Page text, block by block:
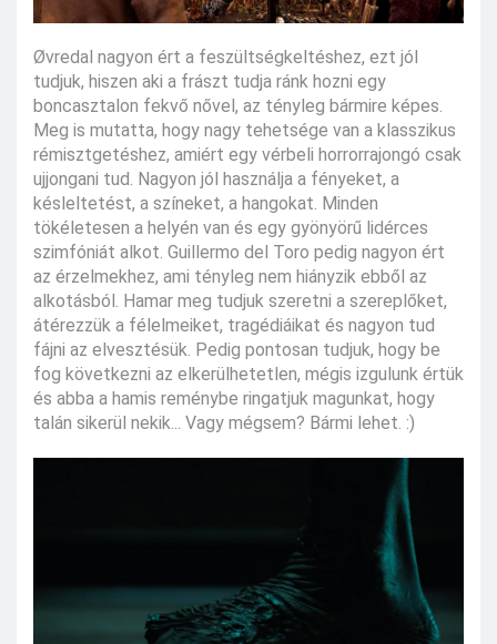
Øvredal nagyon ért a feszültségkeltéshez, ezt jól
tudjuk, hiszen aki a frászt tudja ránk hozni egy
boncasztalon fekvő nővel, az tényleg bármire képes.
Meg is mutatta, hogy nagy tehetsége van a klasszikus
rémisztgetéshez, amiért egy vérbeli horrorrajongó csak
ujjongani tud. Nagyon jól használja a fényeket, a
késleltetést, a színeket, a hangokat. Minden
tökéletesen a helyén van és egy gyönyörű lidérces
szimfóniát alkot. Guillermo del Toro pedig nagyon ért
az érzelmekhez, ami tényleg nem hiányzik ebből az
alkotásból. Hamar meg tudjuk szeretni a szereplőket,
átérezzük a félelmeiket, tragédiáikat és nagyon tud
fájni az elvesztésük. Pedig pontosan tudjuk, hogy be
fog következni az elkerülhetetlen, mégis izgulunk értük
és abba a hamis reménybe ringatjuk magunkat, hogy
talán sikerül nekik... Vagy mégsem? Bármi lehet. :)